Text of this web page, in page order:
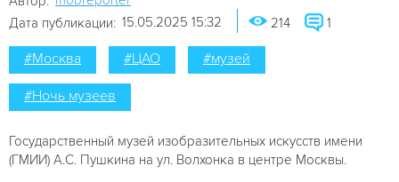
Дата публикации: 15.05.2025 15:32 214 1
#Москва #ЦАО #музей
#Ночь музеев
Государственный музей изобразительных искусств имени
(ГМИИ) А.С. Пушкина на ул. Волхонка в центре Москвы.